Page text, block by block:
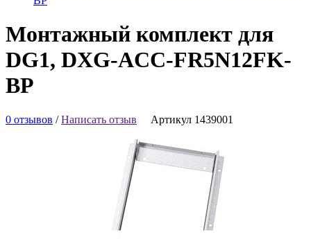
Монтажный комплект для
DG1, DXG-ACC-FR5N12FK-
BP
0 отзывов /Написать отзыв Артикул 1439001